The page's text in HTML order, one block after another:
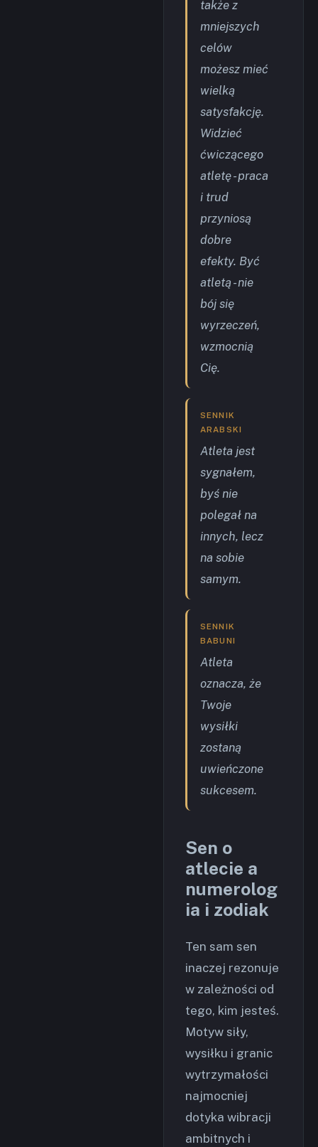
także z
mniejszych
celów
możesz mieć
wielką
satysfakcję.
Widzieć
ćwiczącego
atletę - praca
i trud
przyniosą
dobre
efekty. Być
atletą - nie
bój się
wyrzeczeń,
wzmocnią
Cię.
SENNIK
ARABSKI
Atleta jest
sygnałem,
byś nie
polegał na
innych, lecz
na sobie
samym.
SENNIK
BABUNI
Atleta
oznacza, że
Twoje
wysiłki
zostaną
uwieńczone
sukcesem.
Sen o
atlecie a
numerolog
ia i zodiak
Ten sam sen
inaczej rezonuje
w zależności od
tego, kim jesteś.
Motyw siły,
wysiłku i granic
wytrzymałości
najmocniej
dotyka wibracji
ambitnych i